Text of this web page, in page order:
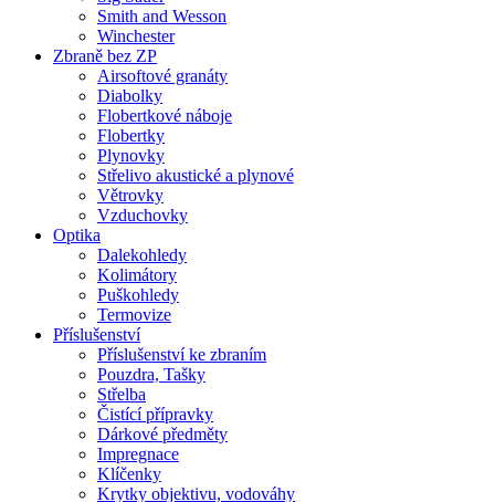
Smith and Wesson
Winchester
Zbraně bez ZP
Airsoftové granáty
Diabolky
Flobertkové náboje
Flobertky
Plynovky
Střelivo akustické a plynové
Větrovky
Vzduchovky
Optika
Dalekohledy
Kolimátory
Puškohledy
Termovize
Příslušenství
Příslušenství ke zbraním
Pouzdra, Tašky
Střelba
Čistící přípravky
Dárkové předměty
Impregnace
Klíčenky
Krytky objektivu, vodováhy